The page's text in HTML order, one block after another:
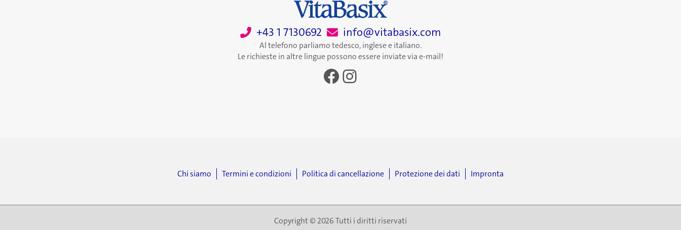
+43 1 7130692 info@vitabasix.com
Al telefono parliamo tedesco, inglese e italiano.
Le richieste in altre lingue possono essere inviate via e-mail!
Facebook
Instagram
Chi siamo Termini e condizioni Politica di cancellazione Protezione dei dati Impronta
Copyright © 2026 Tutti i diritti riservati